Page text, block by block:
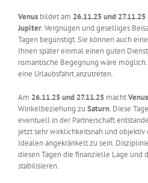
Venus bildet am 26.11.25 und 27.11.25
Jupiter. Vergnügen und geselliges
Tagen begünstigt. Sie können auch
Ihnen später einmal einen guten
romantische Begegnung wäre
eine Urlaubsfahrt anzutreten.
Am 26.11.25 und 27.11.25 machtVenus
Winkelbeziehung zu Saturn. Diese
eventuell in der Partnerschaft
jetzt sehr wirklichkeitsnah und
Idealen angekränkelt zu sein.
diesen Tagen die finanzielle Lage und
stabilisieren.